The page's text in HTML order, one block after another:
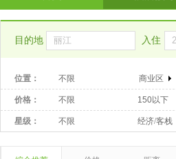
目的地 入住
位置： 不限 商业区
价格： 不限 150以下
星级： 不限 经济/客栈